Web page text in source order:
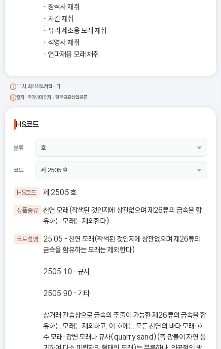
장석사 채취
자갈 채취
유리 제조용 모래 채취
석영사 채취
연마재용 모래 채취
11차 최신 해설서입니다.
출처: 국가데이터처 - 한국표준산업분류
HS코드
분류
코드
HS코드 제 2505 호
상품종류 천연 모래(착색된 것인지에 상관없으며 제26류의 금속을 함
유하는 모래는 제외한다)
코드설명
25.05 - 천연 모래(착색된 것인지에 상관없으며 제26류의
금속을 함유하는 모래는 제외한다)
2505.10 - 규사
2505.90 - 기타
상거래 관습상으로 금속의 추출이 가능한 제26류의 금속을 함
유하는 모래는 제외하고, 이 호에는 모든 천연의 바다 모래ㆍ호
수 모래ㆍ강변 모래나 규사(quarry sand)(즉 광물이 자연 붕